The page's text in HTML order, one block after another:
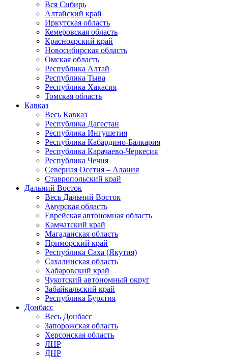
Вся Сибирь
Алтайский край
Иркутская область
Кемеровская область
Красноярский край
Новосибирская область
Омская область
Республика Алтай
Республика Тыва
Республика Хакасия
Томская область
Кавказ
Весь Кавказ
Республика Дагестан
Республика Ингушетия
Республика Кабардино-Балкария
Республика Карачаево-Черкесия
Республика Чечня
Северная Осетия – Алания
Ставропольский край
Дальний Восток
Весь Дальний Восток
Амурская область
Еврейская автономная область
Камчатский край
Магаданская область
Приморский край
Республика Саха (Якутия)
Сахалинская область
Хабаровский край
Чукотский автономный округ
Забайкальский край
Республика Бурятия
Донбасс
Весь Донбасс
Запорожская область
Херсонская область
ЛНР
ДНР